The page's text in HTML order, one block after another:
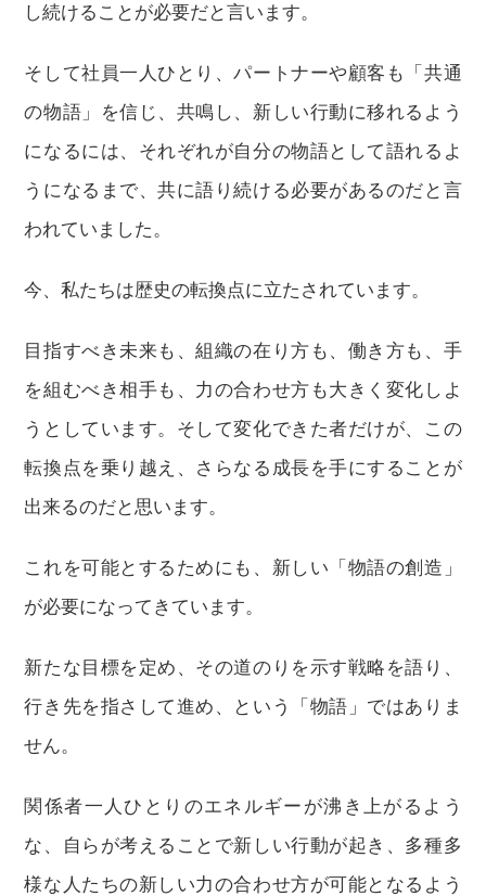
し続けることが必要だと言います。
そして社員一人ひとり、パートナーや顧客も「共通
の物語」を信じ、共鳴し、新しい行動に移れるよう
になるには、それぞれが自分の物語として語れるよ
うになるまで、共に語り続ける必要があるのだと言
われていました。
今、私たちは歴史の転換点に立たされています。
目指すべき未来も、組織の在り方も、働き方も、手
を組むべき相手も、力の合わせ方も大きく変化しよ
うとしています。そして変化できた者だけが、この
転換点を乗り越え、さらなる成長を手にすることが
出来るのだと思います。
これを可能とするためにも、新しい「物語の創造」
が必要になってきています。
新たな目標を定め、その道のりを示す戦略を語り、
行き先を指さして進め、という「物語」ではありま
せん。
関係者一人ひとりのエネルギーが沸き上がるよう
な、自らが考えることで新しい行動が起き、多種多
様な人たちの新しい力の合わせ方が可能となるよう